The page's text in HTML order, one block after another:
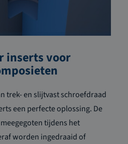
inserts voor
trek- en slijtvast schroefdraad
een perfecte oplossing. De
tijdens het
worden ingedraaid of